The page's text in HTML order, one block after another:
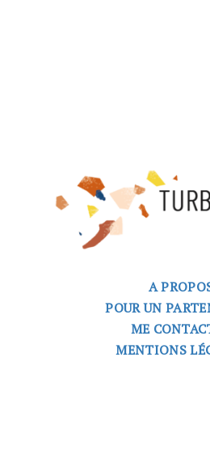
A
POUR UN
ME
MENTIONS